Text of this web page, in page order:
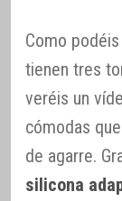
Como
tienen tres
veréis un
cómodas
de agarre.
silicona